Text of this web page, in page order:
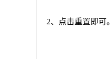
2、点击重置即可。